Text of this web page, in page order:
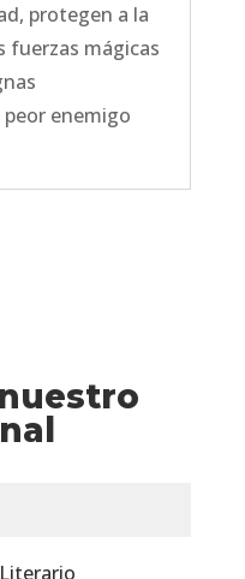
protegen a la
fuerzas mágicas
enemigo